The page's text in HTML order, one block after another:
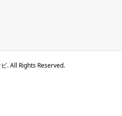
. All Rights Reserved.